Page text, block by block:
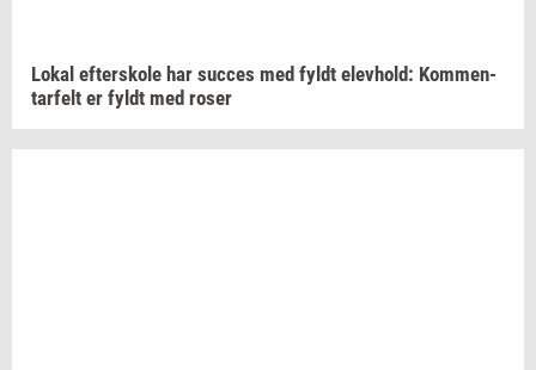
Lokal ef­ter­sko­le har suc­ces med fyldt elev­hold: Kom­men­
tar­felt er fyldt med roser